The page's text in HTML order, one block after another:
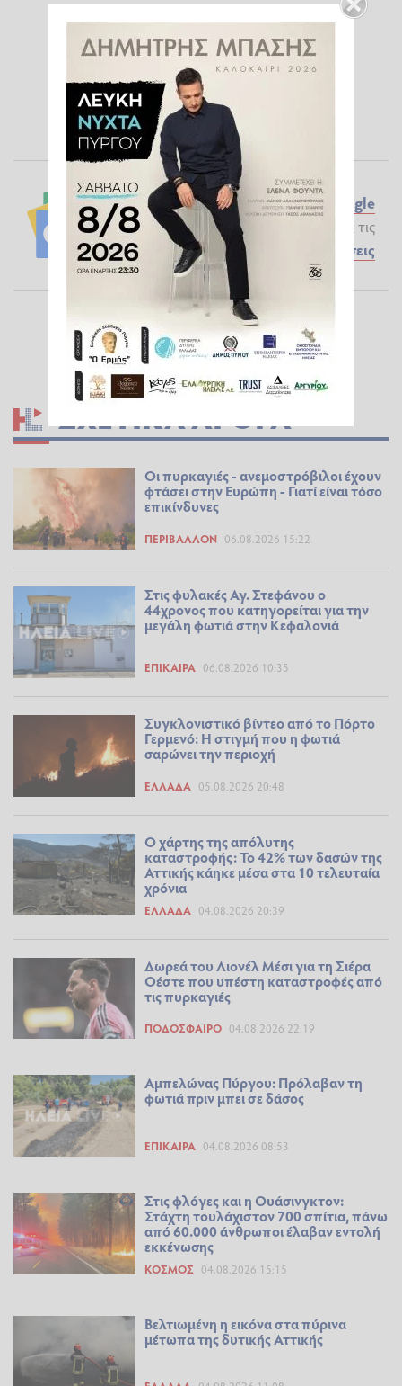
Ακολουθήστε το ilialive.gr στο Google
News
και μάθετε πρώτοι όλες τις
Ειδήσεις
ΣΧΕΤΙΚΆ ΆΡΘΡΑ
Οι πυρκαγιές - ανεμοστρόβιλοι έχουν
φτάσει στην Ευρώπη - Γιατί είναι τόσο
επικίνδυνες
ΠΕΡΙΒΆΛΛΟΝ 06.08.2026 15:22
Στις φυλακές Αγ. Στεφάνου ο
44χρονος που κατηγορείται για την
μεγάλη φωτιά στην Κεφαλονιά
ΕΠΊΚΑΙΡΑ 06.08.2026 10:35
Συγκλονιστικό βίντεο από το Πόρτο
Γερμενό: Η στιγμή που η φωτιά
σαρώνει την περιοχή
ΕΛΛΆΔΑ 05.08.2026 20:48
Ο χάρτης της απόλυτης
καταστροφής: Το 42% των δασών της
Αττικής κάηκε μέσα στα 10 τελευταία
χρόνια
ΕΛΛΆΔΑ 04.08.2026 20:39
Δωρεά του Λιονέλ Μέσι για τη Σιέρα
Οέστε που υπέστη καταστροφές από
τις πυρκαγιές
ΠΟΔΌΣΦΑΙΡΟ 04.08.2026 22:19
Αμπελώνας Πύργου: Πρόλαβαν τη
φωτιά πριν μπει σε δάσος
ΕΠΊΚΑΙΡΑ 04.08.2026 08:53
Στις φλόγες και η Ουάσινγκτον:
Στάχτη τουλάχιστον 700 σπίτια, πάνω
από 60.000 άνθρωποι έλαβαν εντολή
εκκένωσης
ΚΌΣΜΟΣ 04.08.2026 15:15
Βελτιωμένη η εικόνα στα πύρινα
μέτωπα της δυτικής Αττικής